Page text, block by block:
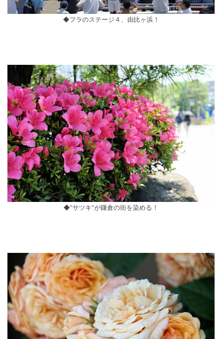
◆フラのステージ４、由比ヶ浜！
◆”サツキ”が鎌倉の街を染める！